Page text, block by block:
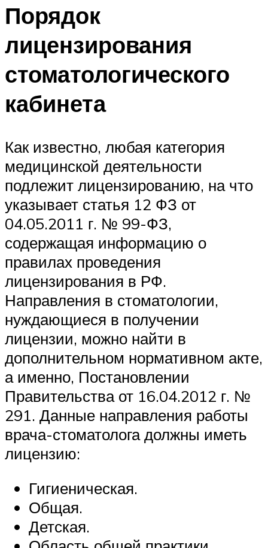
Порядок
лицензирования
стоматологического
кабинета
Как известно, любая категория
медицинской деятельности
подлежит лицензированию, на что
указывает статья 12 ФЗ от
04.05.2011 г. № 99-ФЗ,
содержащая информацию о
правилах проведения
лицензирования в РФ.
Направления в стоматологии,
нуждающиеся в получении
лицензии, можно найти в
дополнительном нормативном акте,
а именно, Постановлении
Правительства от 16.04.2012 г. №
291. Данные направления работы
врача-стоматолога должны иметь
лицензию:
Гигиеническая.
Общая.
Детская.